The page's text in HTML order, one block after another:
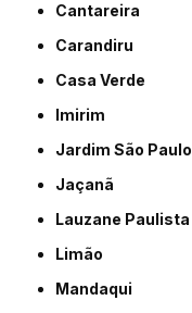
Cantareira
Carandiru
Casa Verde
Imirim
Jardim São Paulo
Jaçanã
Lauzane Paulista
Limão
Mandaqui